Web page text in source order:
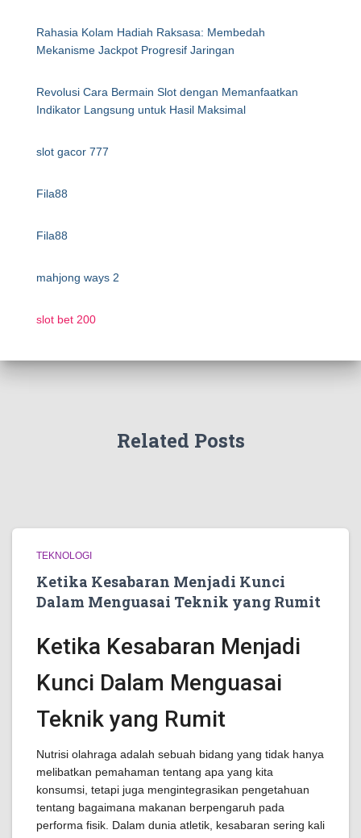
Rahasia Kolam Hadiah Raksasa: Membedah
Mekanisme Jackpot Progresif Jaringan
Revolusi Cara Bermain Slot dengan Memanfaatkan
Indikator Langsung untuk Hasil Maksimal
slot gacor 777
Fila88
Fila88
mahjong ways 2
slot bet 200
Related Posts
TEKNOLOGI
Ketika Kesabaran Menjadi Kunci
Dalam Menguasai Teknik yang Rumit
Ketika Kesabaran Menjadi
Kunci Dalam Menguasai
Teknik yang Rumit
Nutrisi olahraga adalah sebuah bidang yang tidak hanya
melibatkan pemahaman tentang apa yang kita
konsumsi, tetapi juga mengintegrasikan pengetahuan
tentang bagaimana makanan berpengaruh pada
performa fisik. Dalam dunia atletik, kesabaran sering kali